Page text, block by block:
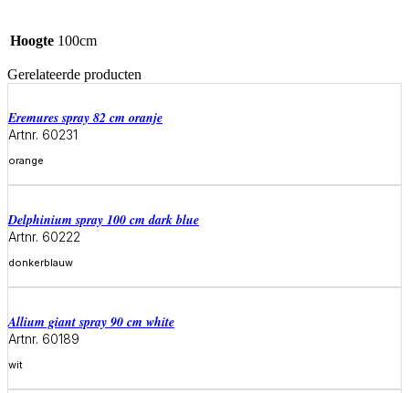
Hoogte 100cm
Gerelateerde producten
eremures spray 82 cm oranje
Artnr. 60231
orange
Meer informatie
delphinium spray 100 cm dark blue
Artnr. 60222
donkerblauw
allium giant spray 90 cm white
Artnr. 60189
wit